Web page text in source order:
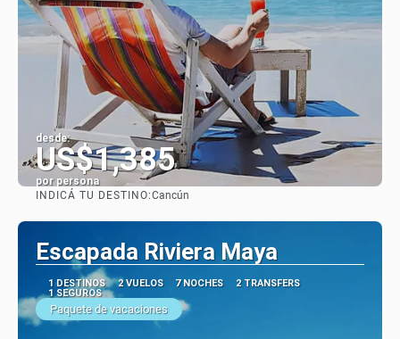
desde:
US$1,385
por persona
INDICÁ TU DESTINO:Cancún
Escapada Riviera Maya
1 DESTINOS 2 VUELOS 7 NOCHES
2 TRANSFERS
1 SEGUROS
Paquete de vacaciones